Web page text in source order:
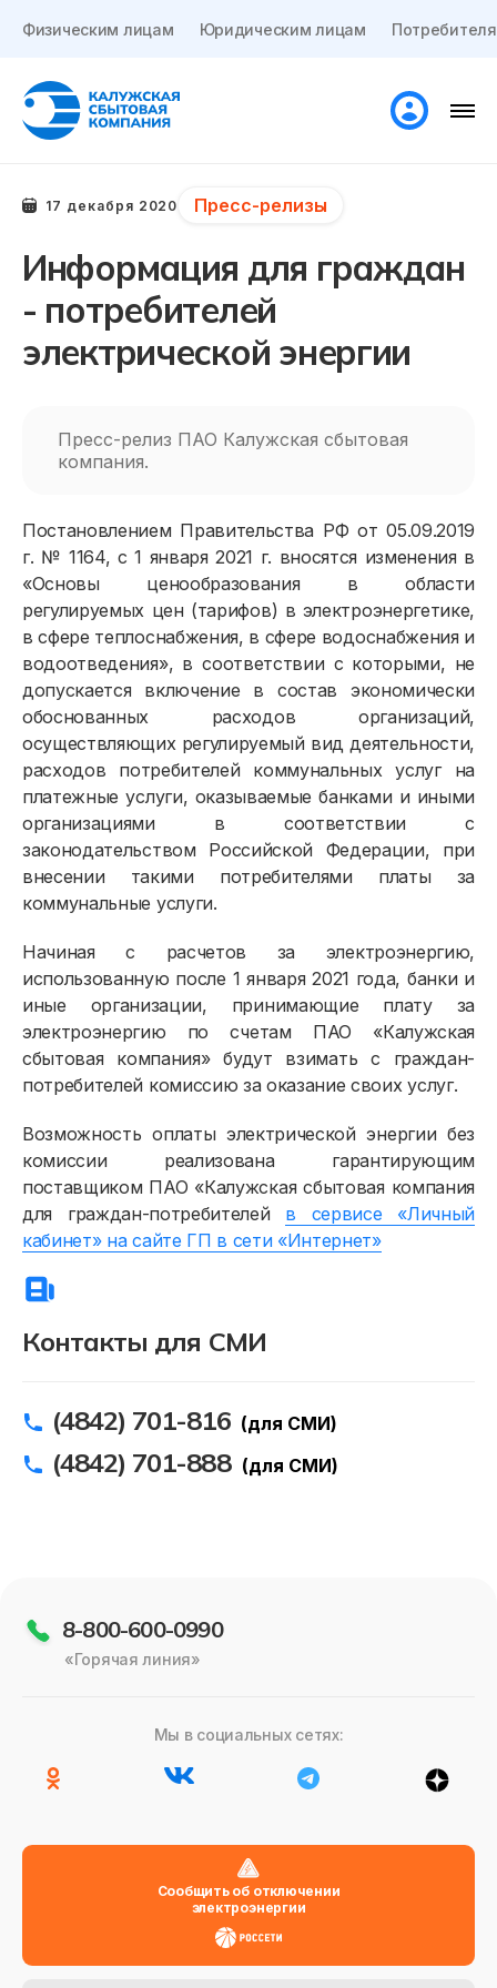
Физическим лицам Юридическим лицам
Контакты для СМИ
(4842) 701-816 (для СМИ)
(4842) 701-888 (для СМИ)
17 декабря 2020 Пресс-релизы
Информация для граждан
- потребителей
электрической энергии
Пресс-релиз ПАО Калужская сбытовая
компания.
Постановлением Правительства РФ от 05.09.2019
г. № 1164, с 1 января 2021 г. вносятся изменения в
«Основы ценообразования в области
регулируемых цен (тарифов) в электроэнергетике,
в сфере теплоснабжения, в сфере водоснабжения и
водоотведения», в соответствии с которыми, не
допускается включение в состав экономически
обоснованных расходов организаций,
осуществляющих регулируемый вид деятельности,
расходов потребителей коммунальных услуг на
платежные услуги, оказываемые банками и иными
организациями в соответствии с
законодательством Российской Федерации, при
внесении такими потребителями платы за
коммунальные услуги.
Начиная с расчетов за электроэнергию,
использованную после 1 января 2021 года, банки и
иные организации, принимающие плату за
электроэнергию по счетам ПАО «Калужская
сбытовая компания» будут взимать с граждан-
потребителей комиссию за оказание своих услуг.
Возможность оплаты электрической энергии без
комиссии реализована гарантирующим
поставщиком ПАО «Калужская сбытовая компания
для граждан-потребителей в сервисе «Личный
кабинет» на сайте ГП в сети «Интернет»
8-800-600-0990
«Горячая линия»
Мы в социальных сетях:
Сообщить об отключении
электроэнергии
Физическим лицам
Договор энергоснабжения
Расчёты и оплата
Приборы учёта и показания
Должникам
Онлайн-сервисы